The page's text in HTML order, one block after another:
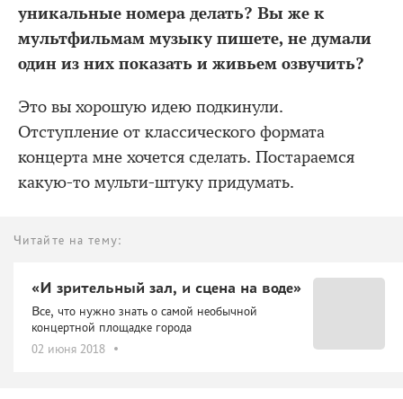
уникальные номера делать? Вы же к
мультфильмам музыку пишете, не думали
один из них показать и живьем озвучить?
Это вы хорошую идею подкинули.
Отступление от классического формата
концерта мне хочется сделать. Постараемся
какую-то мульти-штуку придумать.
Читайте на тему:
«И зрительный зал, и сцена на воде»
Все, что нужно знать о самой необычной
концертной площадке города
02 июня 2018